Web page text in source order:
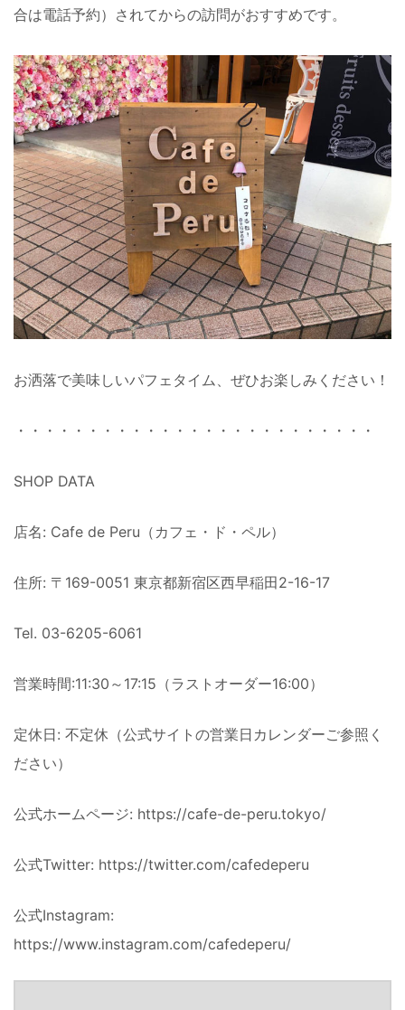
合は電話予約）されてからの訪問がおすすめです。
お洒落で美味しいパフェタイム、ぜひお楽しみください！
・・・・・・・・・・・・・・・・・・・・・・・・・
SHOP DATA
店名: Cafe de Peru（カフェ・ド・ペル）
住所: 〒169-0051 東京都新宿区西早稲田2-16-17
Tel. 03-6205-6061
営業時間:11:30～17:15（ラストオーダー16:00）
定休日: 不定休（公式サイトの営業日カレンダーご参照く
ださい）
公式ホームページ: https://cafe-de-peru.tokyo/
公式Twitter: https://twitter.com/cafedeperu
公式Instagram:
https://www.instagram.com/cafedeperu/